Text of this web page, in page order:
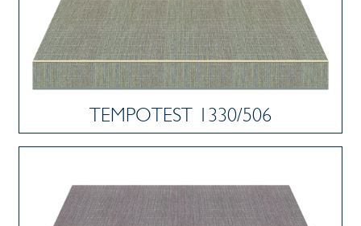
TEMPOTEST 1330/506